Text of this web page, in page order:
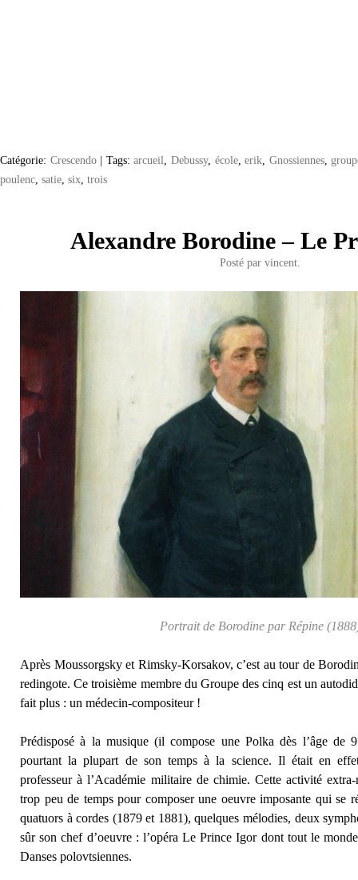
Catégorie: Crescendo | Tags:arcueil, Debussy, école,erik, Gnossiennes,
poulenc, satie, six, trois
Alexandre Borodine – Le
Posté par vincent.
Portrait de Borodine par Répine
Après Moussorgsky et Rimsky-Korsakov, c’est au tour de
redingote. Ce troisième membre du Groupe des cinq est un
fait plus : un médecin-compositeur !
Prédisposé à la musique (il compose une Polka dès l’âge de
pourtant la plupart de son temps à la science. Il était en
professeur à l’Académie militaire de chimie. Cette activité
trop peu de temps pour composer une oeuvre imposante qui se
quatuors à cordes (1879 et 1881), quelques mélodies, deux
sûr son chef d’oeuvre : l’opéra Le Prince Igor dont tout le
Danses polovtsiennes.